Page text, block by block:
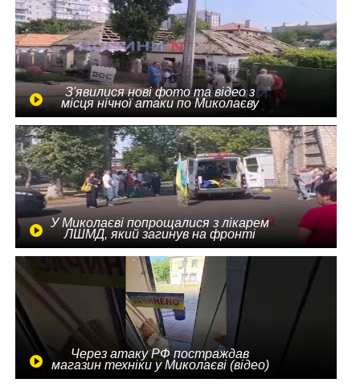
З'явилися нові фото та відео з
місця нічної атаки по Миколаєву
У Миколаєві попрощалися з лікарем
ЛШМД, який загинув на фронті
Через атаку РФ постраждав
магазин техніки у Миколаєві (відео)